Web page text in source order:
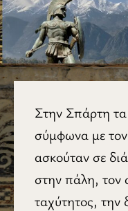
Στην Σπάρτη τα
σύμφωνα με
ασκούταν σε
στην πάλη, τον
ταχύτητος, την